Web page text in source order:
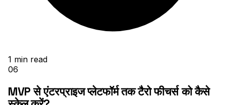
1 min read
06
MVP से एंटरप्राइज प्लेटफॉर्म तक टैरो फीचर्स को कैसे